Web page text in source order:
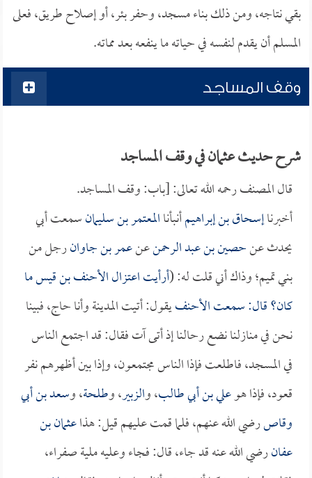
بقي نتاجه، ومن ذلك بناء مسجد، وحفر بئر، أو إصلاح طريق، فعلى
المسلم أن يقدم لنفسه في حياته ما ينفعه بعد مماته.
وقف المساجد
شرح حديث عثمان في وقف المساجد
قال المصنف رحمه الله تعالى: [باب: وقف المساجد.
أخبرناإسحاق بن إبراهيمأنبأناالمعتمر بن سليمانسمعت أبي
يحدث عنحصين بن عبد الرحمنعنعمر بن جاوانرجل من
بني تميم؛ وذاك أني قلت له: (أرأيت اعتزالالأحنف بن قيسما
كان؟ قال: سمعتالأحنفيقول: أتيت المدينة وأنا حاج، فبينا
نحن في منازلنا نضع رحالنا إذ أتى آت فقال: قد اجتمع الناس
في المسجد، فاطلعت فإذا الناس مجتمعون، وإذا بين أظهرهم نفر
قعود، فإذا هوعلي بن أبي طالب، والزبير، وطلحة، وسعد بن أبي
وقاصرضي الله عنهم، فلما قمت عليهم قيل: هذاعثمان بن
عفانرضي الله عنه قد جاء، قال: فجاء وعليه ملية صفراء،